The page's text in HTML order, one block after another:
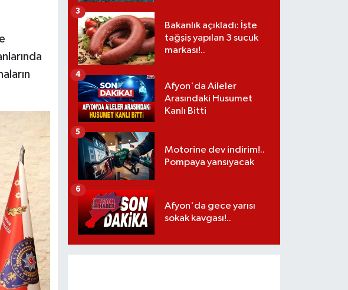
Bakanlık açıkladı: İşte
tağşiş yapılan 3 sucuk
markası!..
3
Afyon'da Aileler
Arasındaki Husumet
Kanlı Bitti
4
Motorine dev indirim!..
Pompaya yansıyacak
5
Afyon'da gece yarısı
sokak kavgası!..
6